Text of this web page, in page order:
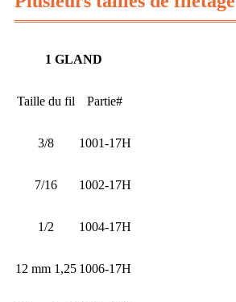
1 GLAND
Taille du fil Partie#
3/8 1001-17H
7/16 1002-17H
1/2 1004-17H
12 mm 1,25 1006-17H